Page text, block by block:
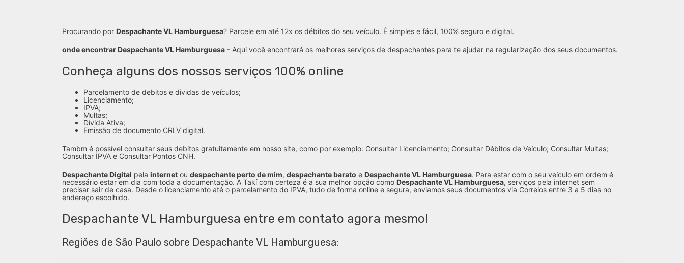
Procurando por Despachante VL Hamburguesa? Parcele em até 12x os débitos do seu veículo. É simples e fácil, 100% seguro e digital.
onde encontrar Despachante VL Hamburguesa - Aqui você encontrará os melhores serviços de despachantes para te ajudar na regularização dos seus documentos.
Conheça alguns dos nossos serviços 100% online
Parcelamento de debitos e dividas de veículos;
Licenciamento;
IPVA;
Multas;
Dívida Ativa;
Emissão de documento CRLV digital.
Tambm é possível consultar seus debitos gratuitamente em nosso site, como por exemplo: Consultar Licenciamento; Consultar Débitos de Veículo; Consultar Multas;
Consultar IPVA e Consultar Pontos CNH.
Despachante Digital pela internet ou despachante perto de mim, despachante barato e Despachante VL Hamburguesa. Para estar com o seu veículo em ordem é
necessário estar em dia com toda a documentação. A Takí com certeza é a sua melhor opção como Despachante VL Hamburguesa, serviços pela internet sem
precisar sair de casa. Desde o licenciamento até o parcelamento do IPVA, tudo de forma online e segura, enviamos seus documentos via Correios entre 3 a 5 dias no
endereço escolhido.
Despachante VL Hamburguesa entre em contato agora mesmo!
Regiões de São Paulo sobre Despachante VL Hamburguesa: